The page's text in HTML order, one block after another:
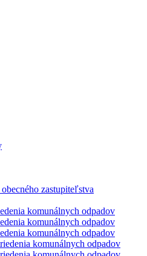
zastupiteľstva
komunálnych odpadov
komunálnych odpadov
komunálnych odpadov
komunálnych odpadov